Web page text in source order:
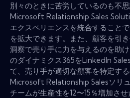
別々のときに苦労しているのも不思
Microsoft Relationship Sales
エクスペリエンスを統合すること
を拡大できます。また、顧客を引
洞察で売り手に力を与えるのを助
のダイナミクス365をLinkedIn
て、売り手が適切な顧客を特定する
Microsoft Relationship Salesソリ
チームが生産性を12〜15％増加さ